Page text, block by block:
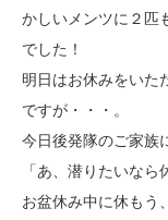
かしいメンツに２匹
でした！
明日はお休みをいた
ですが・・・。
今日後発隊のご家族
「あ、潜りたいな
お盆休み中に休もう